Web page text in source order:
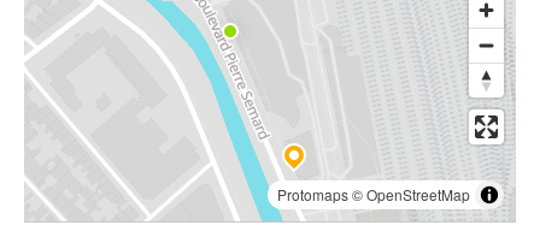
Protomaps©OpenStreetMap